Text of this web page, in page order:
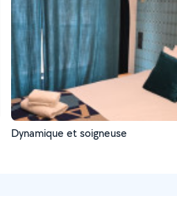
Dynamique et soigneuse